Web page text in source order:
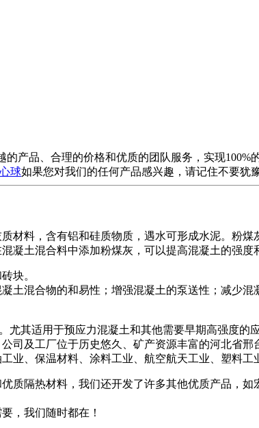
产品、合理的价格和优质的团队服务，实现
球如果您对我们的任何产品感兴趣，请记住不要犹
材料，含有铝和硅质物质，遇水可形成水泥。粉
凝土混合料中添加粉煤灰，可以提高混凝土的强
块。
土混合物的和易性；增强混凝土的泵送性；减少
其适用于预应力混凝土和其他需要早期高强度的
司及工厂位于历史悠久、矿产资源丰富的河北省
业、保温材料、涂料工业、航空航天工业、塑料
质隔热材料，我们还开发了许多其他优质产品，如
，我们随时都在！